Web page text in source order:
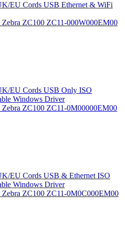
EU Cords USB Ethernet & WiFi
ZC100 ZC11-000W000EM00
EU Cords USB Only ISO
Windows Driver
ZC100 ZC11-0M00000EM00
EU Cords USB & Ethernet ISO
Windows Driver
ZC100 ZC11-0M0C000EM00